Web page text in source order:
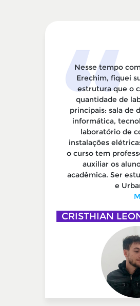
Nesse tempo
Erechim, fiquei
estrutura que o
quantidade de
principais: sala de
informática,
laboratório de
instalações
o curso tem
auxiliar os
acadêmica. Ser
e
CRISTHIAN